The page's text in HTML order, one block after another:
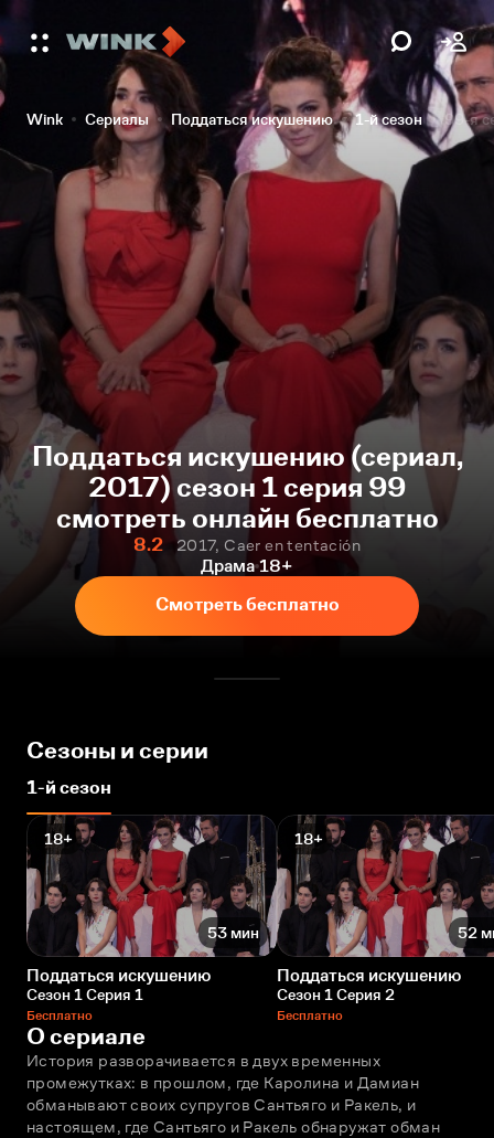
Wink Сериалы Поддаться искушению 1-й сезон 99-я
Поддаться искушению (сериал,
2017) сезон 1 серия 99
смотреть онлайн бесплатно
8.2
2017, Caer en tentación
Драма 18+
Смотреть бесплатно
Сезоны и серии
1-й сезон
18+
53 мин
Поддаться искушению
Сезон 1 Серия 1
Бесплатно
18+
52
Поддаться искушению
Сезон 1 Серия 2
Бесплатно
О сериале
История разворачивается в двух временных
промежутках: в прошлом, где Каролина и Дамиан
обманывают своих супругов Сантьяго и Ракель, и
настоящем, где Сантьяго и Ракель обнаружат обман